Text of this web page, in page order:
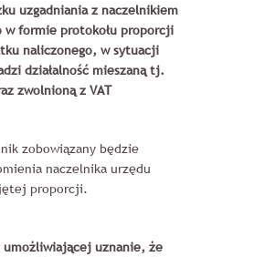
uzgadniania z naczelnikiem
w formie protokołu proporcji
naliczonego, w sytuacji
działalność mieszaną tj.
zwolnioną z VAT
zobowiązany będzie
naczelnika urzędu
proporcji.
umożliwiającej uznanie, że